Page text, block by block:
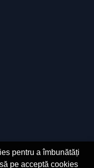
pentru a îmbunătăți
pe acceptă cookies